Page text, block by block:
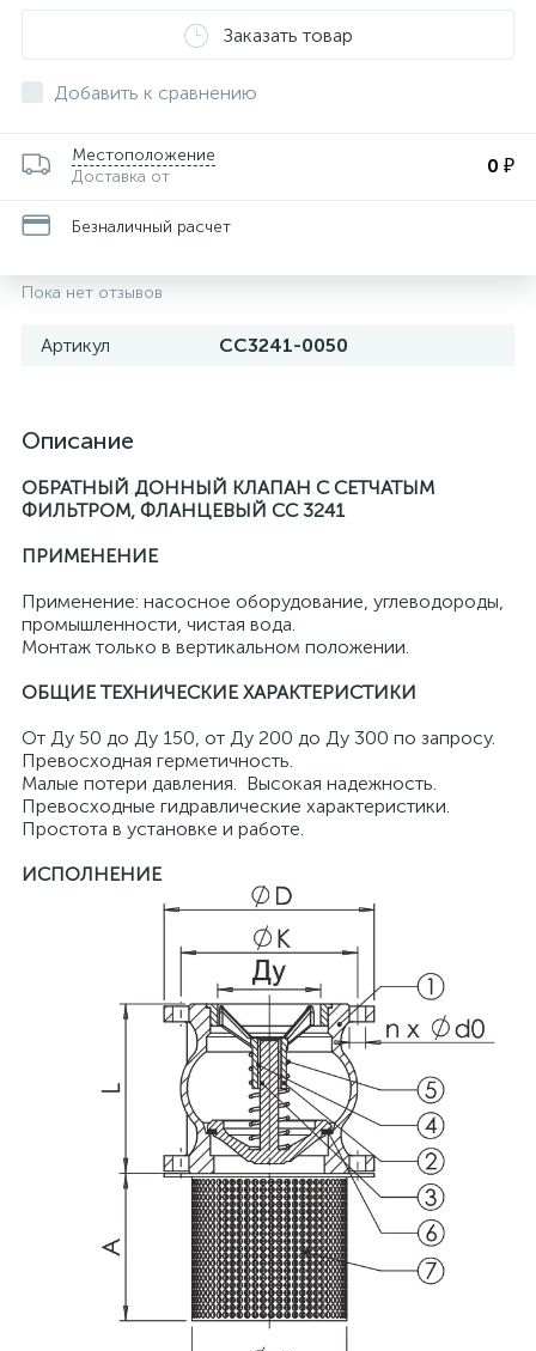
Заказать товар
Добавить к сравнению
Местоположение
Доставка от
0 ₽
Безналичный расчет
Пока нет отзывов
Артикул CC3241-0050
Описание
ОБРАТНЫЙ ДОННЫЙ КЛАПАН С СЕТЧАТЫМ
ФИЛЬТРОМ, ФЛАНЦЕВЫЙ CC 3241
ПРИМЕНЕНИЕ
Применение: насосное оборудование, углеводороды,
промышленности, чистая вода.
Монтаж только в вертикальном положении.
ОБЩИЕ ТЕХНИЧЕСКИЕ ХАРАКТЕРИСТИКИ
От Ду 50 до Ду 150, от Ду 200 до Ду 300 по запросу.
Превосходная герметичность.
Малые потери давления. Высокая надежность.
Превосходные гидравлические характеристики.
Простота в установке и работе.
ИСПОЛНЕНИЕ